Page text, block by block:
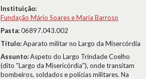
Instituição:
Fundação Mário Soares e Maria Barroso
Pasta:06897.043.002
Título:Aparato militar no Largo da Misercórdia
Assunto:Aspeto do Largo Trindade Coelho
(dito "Largo da Misericórdia"), onde transitam
bombeiros, soldados e polícias militares. Na